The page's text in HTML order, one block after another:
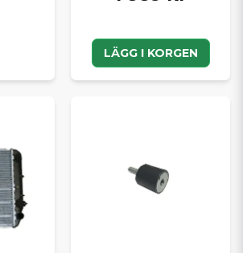
LÄGG I KORGEN